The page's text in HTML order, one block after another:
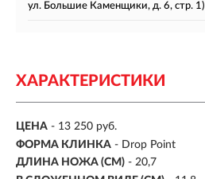
ул. Большие Каменщики, д. 6, стр. 1)
ХАРАКТЕРИСТИКИ
ЦЕНА - 13 250 руб.
ФОРМА КЛИНКА - Drop Point
ДЛИНА НОЖА (СМ) - 20,7